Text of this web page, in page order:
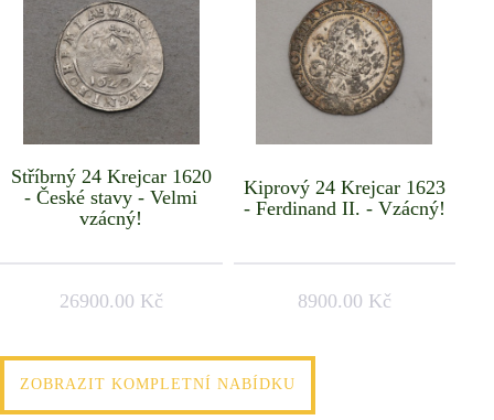
Stříbrný 24 Krejcar 1620
- České stavy - Velmi
vzácný!
26900.00 Kč
Kiprový 24 Krejcar 1623
- Ferdinand II. - Vzácný!
8900.00 Kč
ZOBRAZIT KOMPLETNÍ NABÍDKU